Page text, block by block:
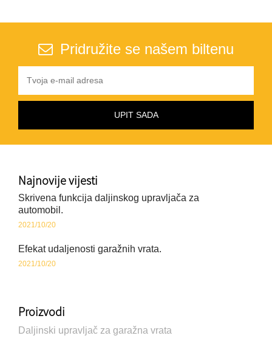
Pridružite se našem biltenu
Najnovije vijesti
Skrivena funkcija daljinskog upravljača za
automobil.
2021/10/20
Efekat udaljenosti garažnih vrata.
2021/10/20
Proizvodi
Daljinski upravljač za garažna vrata